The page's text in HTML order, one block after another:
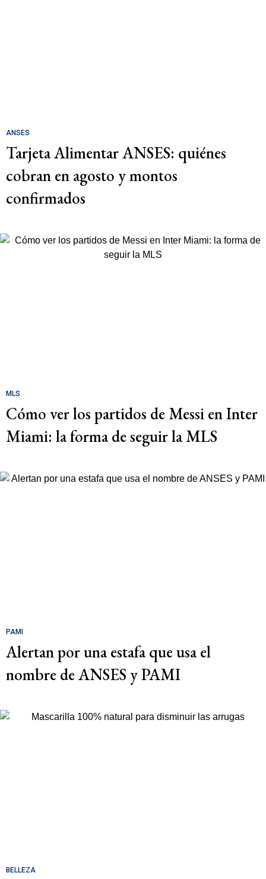
ANSES
Tarjeta Alimentar ANSES: quiénes
cobran en agosto y montos
confirmados
MLS
Cómo ver los partidos de Messi en Inter
Miami: la forma de seguir la MLS
PAMI
Alertan por una estafa que usa el
nombre de ANSES y PAMI
BELLEZA